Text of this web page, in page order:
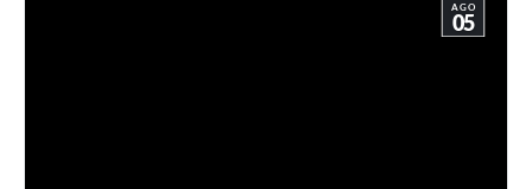
AGO
05